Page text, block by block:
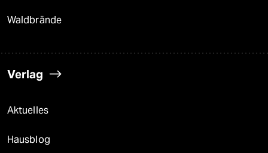
Waldbrände
Verlag
Aktuelles
Hausblog